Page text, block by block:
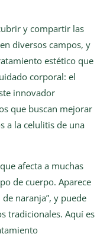
y compartir las
diversos campos, y
estético que
corporal: el
innovador
que buscan mejorar
a la celulitis de una
afecta a muchas
de cuerpo. Aparece
naranja”, y puede
tradicionales. Aquí es